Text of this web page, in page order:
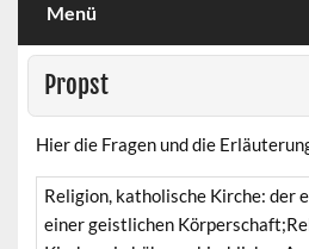
Menü
Propst
Hier die Fragen und die
Religion, katholische Kirche: der
einer geistlichen